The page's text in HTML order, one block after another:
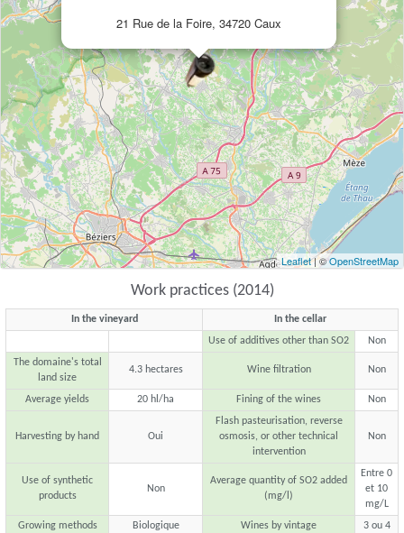
21 Rue de la Foire, 34720 Caux
Leaflet| ©OpenStreetMap
Work practices (2014)
In the vineyard
In the cellar
Use of additives other than SO2
Non
The domaine's total
land size
4.3 hectares Wine filtration Non
Average yields 20 hl/ha Fining of the wines Non
Harvesting by hand Oui
Flash pasteurisation, reverse
osmosis, or other technical
intervention
Non
Use of synthetic
products
Non
Average quantity of SO2 added
(mg/l)
Entre 0
et 10
mg/L
Growing methods
Biologique Wines by vintage 3 ou 4